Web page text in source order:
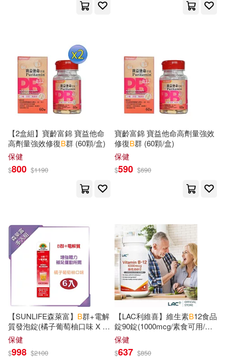
Rose(161)
Elizabeth B.(160)
Virginia B./ Nunn(160)
Kenneth B.(158)
Scott B.(157)
B&g Books(156) Frank(156)
Ronald B.(155) Vincent(155)
Buck(153) Gordon(153)
Harrison(152)
Laura Silverstein(152)
Morris(152) Stewart(152)
Routledge(55)
Tantor Media Inc(55)
Turtleback Books(55)
CRC Pr I Llc(54)
Houghton Mifflin College Div(54)
Diamond Comic Distributors(53)
Geological Society Pub House(53)
John Benjamins Pub Co(52)
青文(52)
【2盒組】寶齡富錦 寶益他命
高劑量強效修復B群 (60顆/盒)
保健
$800 $1190
寶齡富錦 寶益他命高劑量強效
修復B群 (60顆/盒)
保健
$590 $690
【SUNLIFE森萊富】 B群+電解
質發泡錠(橘子葡萄柚口味 X 6
入/共120錠)
保健
$998 $2100
【LAC利維喜】維生素B12食品
錠90錠(1000mcg/素食可用/長
效型錠劑)
保健
$637 $850